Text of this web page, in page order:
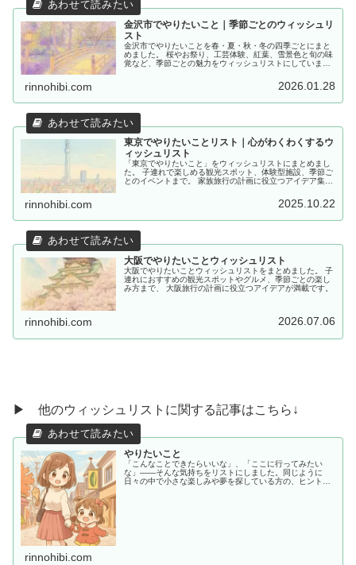
金沢市でやりたいこと｜季節ごとのウィッシュリ
スト
金沢市でやりたいことを春・夏・秋・冬の四季ごとにまと
めました。 桜やお祭り、工芸体験、紅葉、雪景色と旬の味
覚など、季節ごとの魅力をウィッシュリストにしていま
rinnohibi.com 2026.01.28
東京でやりたいことリスト｜心がわくわくするウ
ィッシュリスト
「東京でやりたいこと」をウィッシュリストにまとめまし
た。 子連れで楽しめる観光スポット、体験型施設、季節ご
とのイベントまで。 家族旅行の計画に役立つアイデア集で
rinnohibi.com 2025.10.22
大阪でやりたいことウィッシュリスト
大阪でやりたいことウィッシュリストをまとめました。 子
連れにおすすめの観光スポットやグルメ、季節ごとの楽し
み方まで、 大阪旅行の計画に役立つアイデアが満載です。
rinnohibi.com 2026.07.06
▶ 他のウィッシュリストに関する記事はこちら↓
やりたいこと
「こんなことできたらいいな」、「ここに行ってみたい
な」——そんな気持ちをリストにしました。同じように
日々の中で小さな楽しみや夢を探している方の、ヒントや
rinnohibi.com